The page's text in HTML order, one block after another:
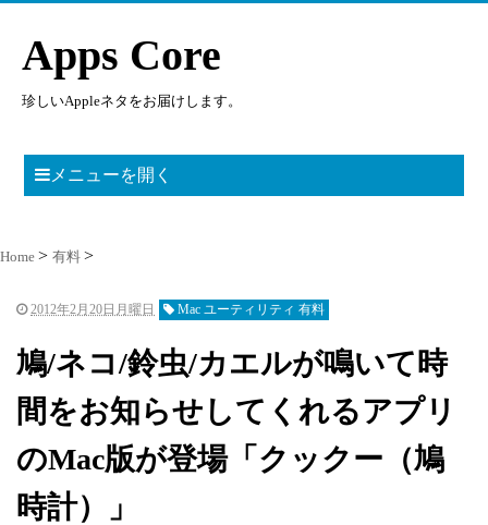
Apps Core
珍しいAppleネタをお届けします。
メニューを開く
Home 有料
2012年2月20日月曜日 Mac ユーティリティ 有料
鳩/ネコ/鈴虫/カエルが鳴いて時
間をお知らせしてくれるアプリ
のMac版が登場「クックー（鳩
時計）」